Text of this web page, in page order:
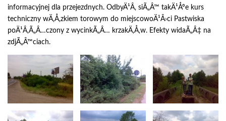
informacyjnej dla przejezdnych. OdbyÄ¹Â‚ siÃ„Â™ takÄ¹Åºe kurs
techniczny wÄ‚Å‚zkiem torowym do miejscowoÄ¹Â›ci Pastwiska
poÄ¹Â‚Ã„Â…czony z wycinkÃ„Â… krzakÄ‚Å‚w. Efekty widaÃ„Â‡ na
zdjÃ„Â™ciach.